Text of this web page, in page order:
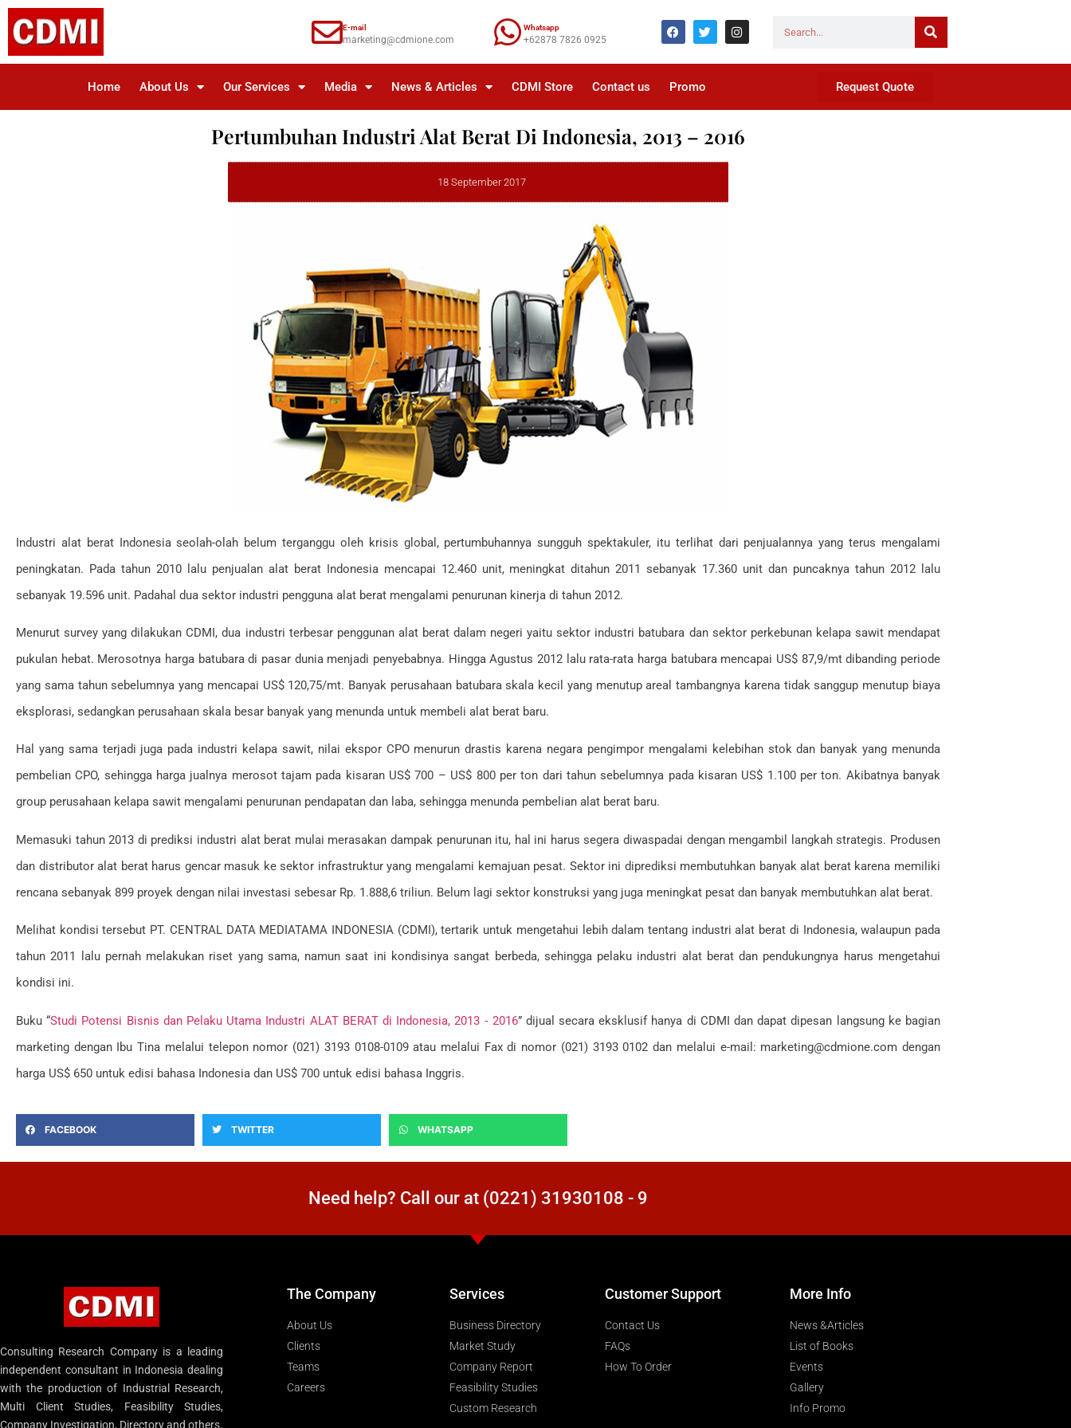
E-mail
marketing@cdmione.com
Whatsapp
+62878 7826 0925
Home About Us Our Services Media News & Articles CDMI Store Contact us Promo Request Quote
Pertumbuhan Industri Alat Berat Di Indonesia, 2013 – 2016
18 September 2017
Industri alat berat Indonesia seolah-olah belum terganggu oleh krisis global, pertumbuhannya sungguh spektakuler, itu terlihat dari penjualannya yang terus mengalami
peningkatan. Pada tahun 2010 lalu penjualan alat berat Indonesia mencapai 12.460 unit, meningkat ditahun 2011 sebanyak 17.360 unit dan puncaknya tahun 2012 lalu
sebanyak 19.596 unit. Padahal dua sektor industri pengguna alat berat mengalami penurunan kinerja di tahun 2012.
Menurut survey yang dilakukan CDMI, dua industri terbesar penggunan alat berat dalam negeri yaitu sektor industri batubara dan sektor perkebunan kelapa sawit mendapat
pukulan hebat. Merosotnya harga batubara di pasar dunia menjadi penyebabnya. Hingga Agustus 2012 lalu rata-rata harga batubara mencapai US$ 87,9/mt dibanding periode
yang sama tahun sebelumnya yang mencapai US$ 120,75/mt. Banyak perusahaan batubara skala kecil yang menutup areal tambangnya karena tidak sanggup menutup biaya
eksplorasi, sedangkan perusahaan skala besar banyak yang menunda untuk membeli alat berat baru.
Hal yang sama terjadi juga pada industri kelapa sawit, nilai ekspor CPO menurun drastis karena negara pengimpor mengalami kelebihan stok dan banyak yang menunda
pembelian CPO, sehingga harga jualnya merosot tajam pada kisaran US$ 700 – US$ 800 per ton dari tahun sebelumnya pada kisaran US$ 1.100 per ton. Akibatnya banyak
group perusahaan kelapa sawit mengalami penurunan pendapatan dan laba, sehingga menunda pembelian alat berat baru.
Memasuki tahun 2013 di prediksi industri alat berat mulai merasakan dampak penurunan itu, hal ini harus segera diwaspadai dengan mengambil langkah strategis. Produsen
dan distributor alat berat harus gencar masuk ke sektor infrastruktur yang mengalami kemajuan pesat. Sektor ini diprediksi membutuhkan banyak alat berat karena memiliki
rencana sebanyak 899 proyek dengan nilai investasi sebesar Rp. 1.888,6 triliun. Belum lagi sektor konstruksi yang juga meningkat pesat dan banyak membutuhkan alat berat.
Melihat kondisi tersebut PT. CENTRAL DATA MEDIATAMA INDONESIA (CDMI), tertarik untuk mengetahui lebih dalam tentang industri alat berat di Indonesia, walaupun pada
tahun 2011 lalu pernah melakukan riset yang sama, namun saat ini kondisinya sangat berbeda, sehingga pelaku industri alat berat dan pendukungnya harus mengetahui
kondisi ini.
Buku “Studi Potensi Bisnis dan Pelaku Utama Industri ALAT BERAT di Indonesia, 2013 ‐ 2016” dijual secara eksklusif hanya di CDMI dan dapat dipesan langsung ke bagian
marketing dengan Ibu Tina melalui telepon nomor (021) 3193 0108-0109 atau melalui Fax di nomor (021) 3193 0102 dan melalui e-mail: marketing@cdmione.com dengan
harga US$ 650 untuk edisi bahasa Indonesia dan US$ 700 untuk edisi bahasa Inggris.
FACEBOOK TWITTER WHATSAPP
Need help? Call our at (0221) 31930108 - 9
Consulting Research Company is a leading
independent consultant in Indonesia dealing
with the production of Industrial Research,
Multi Client Studies, Feasibility Studies,
Company Investigation, Directory and others.
The Company
About Us
Clients
Teams
Careers
Services
Business Directory
Market Study
Company Report
Feasibility Studies
Custom Research
Customer Support
Contact Us
FAQs
How To Order
More Info
News &Articles
List of Books
Events
Gallery
Info Promo